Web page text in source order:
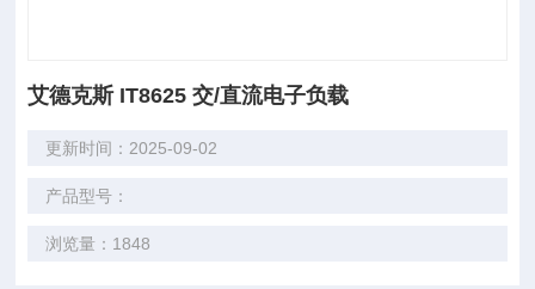
艾德克斯 IT8625 交/直流电子负载
更新时间：2025-09-02
产品型号：
浏览量：1848